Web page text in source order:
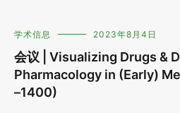
学术信息 2023年8月4日
会议 | Visualizing Drugs &
Pharmacology in (Early)
–1400)